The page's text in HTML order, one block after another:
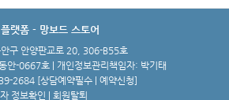
랫폼 - 망보드 스토어
구 안양판교로 20, 306-B55호
-0667호 | 개인정보관리책임자: 박기태
2684 [상담예약필수 | 예약신청]
정보확인 회원탈퇴